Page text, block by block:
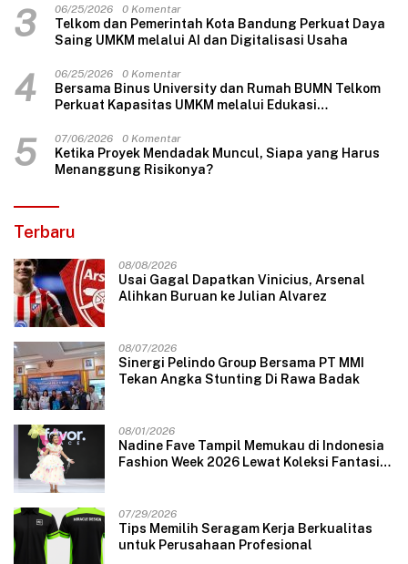
3 06/25/2026 0 Komentar
Telkom dan Pemerintah Kota Bandung Perkuat Daya
Saing UMKM melalui AI dan Digitalisasi Usaha
4 06/25/2026 0 Komentar
Bersama Binus University dan Rumah BUMN Telkom
Perkuat Kapasitas UMKM melalui Edukasi
Harga Jual
5 07/06/2026 0 Komentar
Ketika Proyek Mendadak Muncul, Siapa yang Harus
Menanggung Risikonya?
Terbaru
08/08/2026
Usai Gagal Dapatkan Vinicius, Arsenal
Alihkan Buruan ke Julian Alvarez
08/07/2026
Sinergi Pelindo Group Bersama PT MMI
Tekan Angka Stunting Di Rawa Badak
08/01/2026
Nadine Fave Tampil Memukau di Indonesia
Fashion Week 2026 Lewat Koleksi Fantasi
07/29/2026
Tips Memilih Seragam Kerja Berkualitas
untuk Perusahaan Profesional